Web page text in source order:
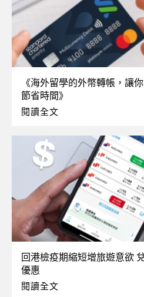
《海外留學的外幣轉帳，讓
節省時間》
閱讀全文
回港檢疫期縮短增旅遊意欲
優惠
閱讀全文